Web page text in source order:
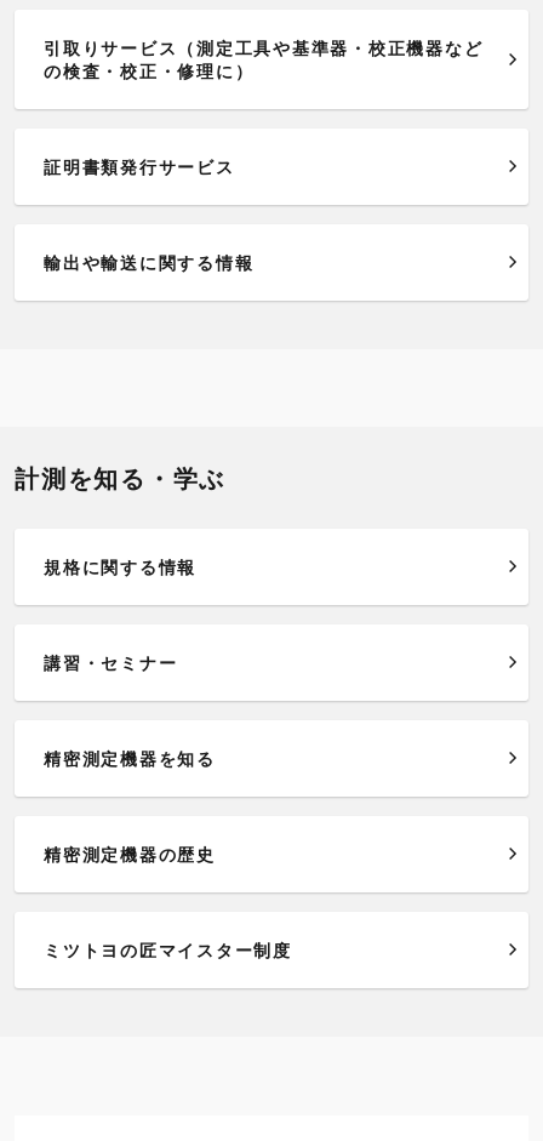
引取りサービス（測定工具や基準器・校正機器など
の検査・校正・修理に）
証明書類発行サービス
輸出や輸送に関する情報
計測を知る・学ぶ
規格に関する情報
講習・セミナー
精密測定機器を知る
精密測定機器の歴史
ミツトヨの匠マイスター制度